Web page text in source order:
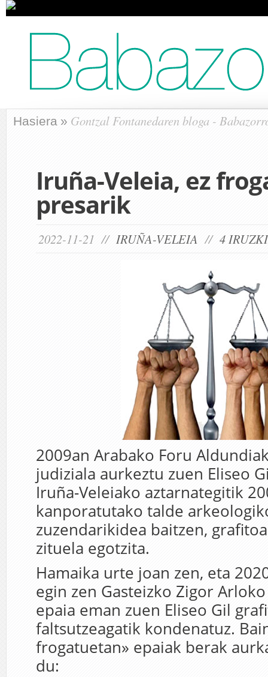
Hasiera » Gontzal Fontanedaren bloga -
Iruña-Veleia, ez
presarik
2022-11-21 // IRUÑA-VELEIA // 4
2009an Arabako Foru
judiziala aurkeztu zuen Eliseo
Iruña-Veleiako aztarnategitik
kanporatutako talde
zuzendarikidea baitzen,
zituela egotzita.
Hamaika urte joan zen, eta
egin zen Gasteizko Zigor
epaia eman zuen Eliseo Gil
faltsutzeagatik kondenatuz.
frogatuetan» epaiak berak
du: